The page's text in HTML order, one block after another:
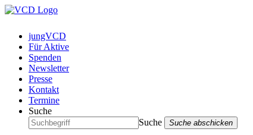
jungVCD
Für Aktive
Spenden
Newsletter
Presse
Kontakt
Termine
Suche
Suche
Suche abschicken